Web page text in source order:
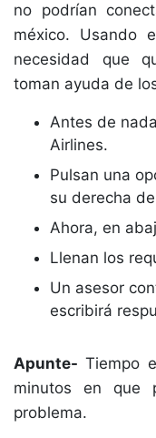
no podrían
méxico. Usando
necesidad que
toman ayuda de
Antes de
Airlines.
Pulsan una
su derecha
Ahora, en
Llenan los
Un asesor
escribirá
Apunte-Tiempo
minutos en que
problema.